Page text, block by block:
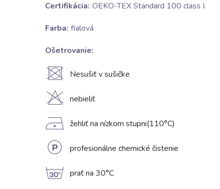
Certifikácia: OEKO-TEX Standard 100 class I.
Farba: fialová
Ošetrovanie:
U Nesušiť v sušičke
H nebieliť
D žehliť na nízkom stupni(110°C)
L profesionálne chemické čistenie
g prať na 30°C